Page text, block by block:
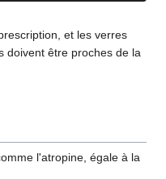
et les verres
doivent être proches de la
l'atropine, égale à la